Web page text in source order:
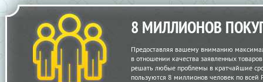
8 МИЛЛИОНОВ
Предоставляя вашему вниманию
в отношении качества заявленных
решать любые проблемы в кратчайшие
пользуются 8 миллионов человек по